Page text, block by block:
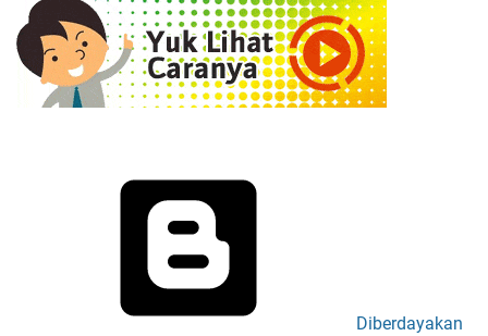
Diberdayakan